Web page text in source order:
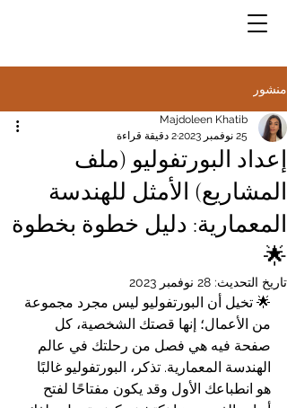
منشور
إعداد البورتفوليو (ملف
المشاريع) الأمثل للهندسة
المعمارية: دليل خطوة بخطوة
🌟
Majdoleen Khatib
25 نوفمبر 2023
2 دقيقة قراءة
تاريخ التحديث: 28 نوفمبر 2023
🌟 تخيل أن البورتفوليو ليس مجرد مجموعة
من الأعمال؛ إنها قصتك الشخصية، كل
صفحة فيه هي فصل من رحلتك في عالم
الهندسة المعمارية. تذكر، البورتفوليو غالبًا
هو انطباعك الأول وقد يكون مفتاحًا لفتح